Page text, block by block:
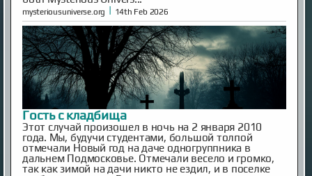
Гость с кладбища
Этот случай произошел в ночь на 2 января 2010
года. Мы, будучи студентами, большой толпой
отмечали Новый год на даче одногруппника в
дальнем Подмосковье. Отмечали весело и громко,
так как зимой на дачи никто не ездил, и в поселке
мы были одни. Вдоволь натанцевавшись и
напускавшись салютов накануне, 1 января мы
вылезли из дома только к веч...